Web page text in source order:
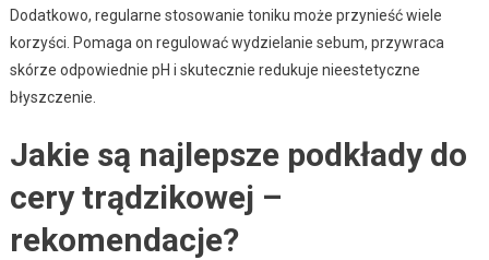
Dodatkowo, regularne stosowanie toniku może przynieść wiele
korzyści. Pomaga on regulować wydzielanie sebum, przywraca
skórze odpowiednie pH i skutecznie redukuje nieestetyczne
błyszczenie.
Jakie są najlepsze podkłady do
cery trądzikowej –
rekomendacje?